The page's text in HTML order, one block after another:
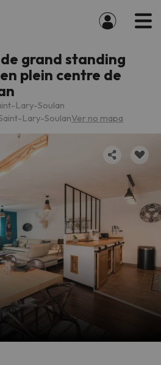
grand standing
plein centre de
Lary-Soulan
Lary-SoulanVer no mapa